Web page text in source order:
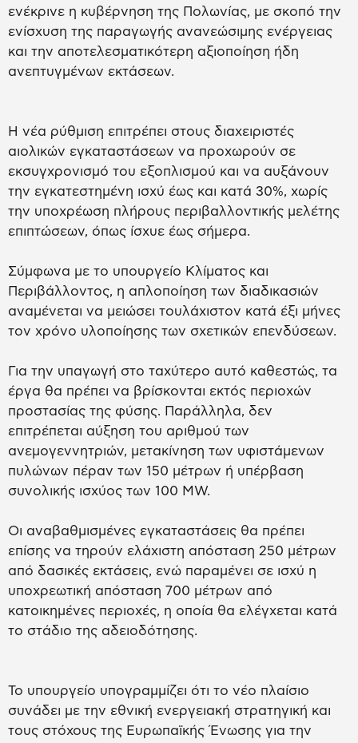
ενέκρινε η κυβέρνηση της Πολωνίας, με σκοπό την
ενίσχυση της παραγωγής ανανεώσιμης ενέργειας
και την αποτελεσματικότερη αξιοποίηση ήδη
ανεπτυγμένων εκτάσεων.
Η νέα ρύθμιση επιτρέπει στους διαχειριστές
αιολικών εγκαταστάσεων να προχωρούν σε
εκσυγχρονισμό του εξοπλισμού και να αυξάνουν
την εγκατεστημένη ισχύ έως και κατά 30%, χωρίς
την υποχρέωση πλήρους περιβαλλοντικής μελέτης
επιπτώσεων, όπως ίσχυε έως σήμερα.
Σύμφωνα με το υπουργείο Κλίματος και
Περιβάλλοντος, η απλοποίηση των διαδικασιών
αναμένεται να μειώσει τουλάχιστον κατά έξι μήνες
τον χρόνο υλοποίησης των σχετικών επενδύσεων.
Για την υπαγωγή στο ταχύτερο αυτό καθεστώς, τα
έργα θα πρέπει να βρίσκονται εκτός περιοχών
προστασίας της φύσης. Παράλληλα, δεν
επιτρέπεται αύξηση του αριθμού των
ανεμογεννητριών, μετακίνηση των υφιστάμενων
πυλώνων πέραν των 150 μέτρων ή υπέρβαση
συνολικής ισχύος των 100 MW.
Οι αναβαθμισμένες εγκαταστάσεις θα πρέπει
επίσης να τηρούν ελάχιστη απόσταση 250 μέτρων
από δασικές εκτάσεις, ενώ παραμένει σε ισχύ η
υποχρεωτική απόσταση 700 μέτρων από
κατοικημένες περιοχές, η οποία θα ελέγχεται κατά
το στάδιο της αδειοδότησης.
Το υπουργείο υπογραμμίζει ότι το νέο πλαίσιο
συνάδει με την εθνική ενεργειακή στρατηγική και
τους στόχους της Ευρωπαϊκής Ένωσης για την